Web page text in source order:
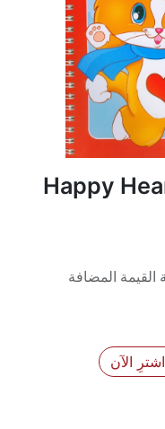
Happy
المضافة
اشترِ الآن